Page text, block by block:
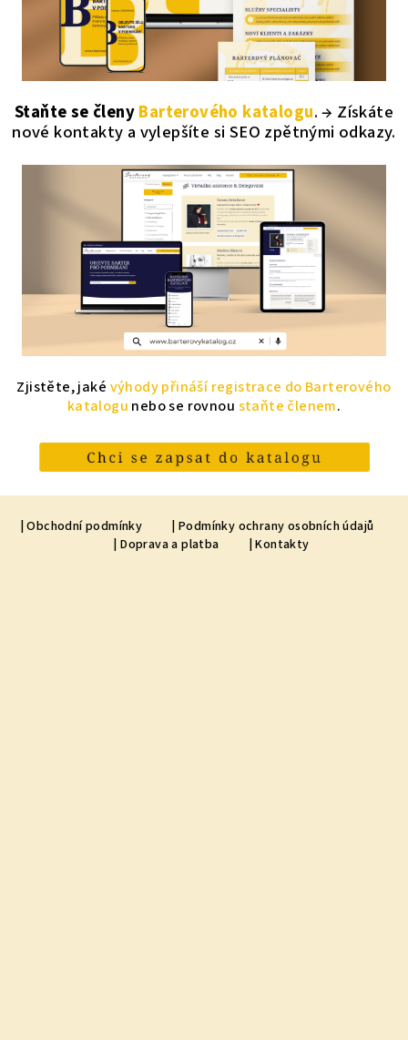
Staňte se členyBarterového katalogu. → Získáte
nové kontakty a vylepšíte si SEO zpětnými odkazy.
Zjistěte, jaké výhody přináší registrace do Barterového
katalogu nebo se rovnou staňte členem.
| Obchodní podmínky
| Podmínky ochrany osobních údajů
| Doprava a platba
| Kontakty